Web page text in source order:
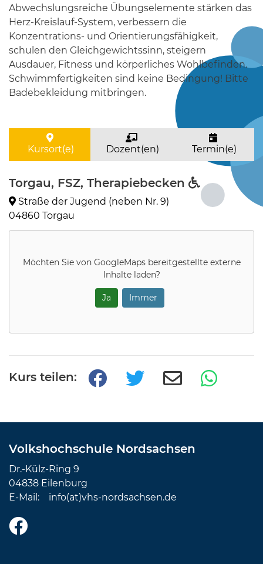
Abwechslungsreiche Übungselemente stärken das
Herz-Kreislauf-System, verbessern die
Konzentrations- und Orientierungsfähigkeit,
schulen den Gleichgewichtssinn, steigern
Ausdauer, Fitness und körperliches Wohlbefinden.
Schwimmfertigkeiten sind keine Bedingung! Bitte
Badebekleidung mitbringen.
Kursort(e) Dozent(en) Termin(e)
Torgau, FSZ, Therapiebecken
Straße der Jugend (neben Nr. 9)
04860 Torgau
Möchten Sie von GoogleMapsbereitgestellte externe
Inhalte laden?
Ja Immer
Kurs teilen:
Volkshochschule Nordsachsen
Dr.-Külz-Ring 9
04838 Eilenburg
E-Mail: info(at)vhs-nordsachsen.de